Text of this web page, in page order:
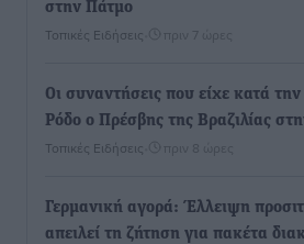
στην Πάτμο
Τοπικές Ειδήσεις πριν 7 ώρες
Οι συναντήσεις που είχε κατά
Ρόδο ο Πρέσβης της Βραζιλίας
Τοπικές Ειδήσεις πριν 8 ώρες
Γερμανική αγορά: Έλλειψη
απειλεί τη ζήτηση για πακέτα